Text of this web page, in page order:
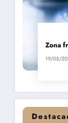
Zona
19/05/